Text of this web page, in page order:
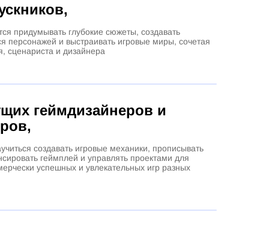
придумывать глубокие сюжеты, создавать
персонажей и выстраивать игровые миры, сочетая
сценариста и дизайнера
геймдизайнеров и
создавать игровые механики, прописывать
геймплей и управлять проектами для
успешных и увлекательных игр разных